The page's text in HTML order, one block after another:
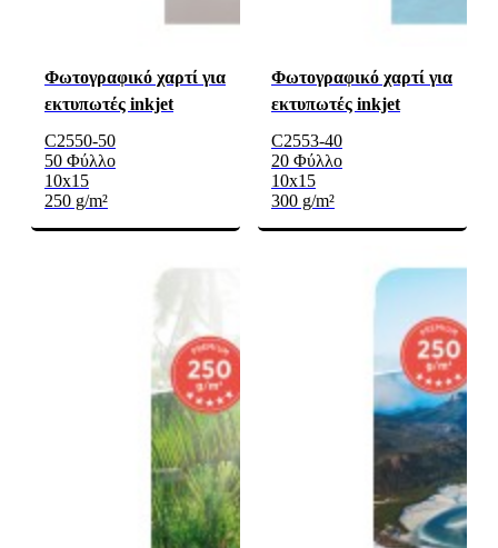
Φωτογραφικό χαρτί για
εκτυπωτές inkjet
C2550-50
50 Φύλλο
10x15
250 g/m²
Φωτογραφικό χαρτί για
εκτυπωτές inkjet
C2553-40
20 Φύλλο
10x15
300 g/m²